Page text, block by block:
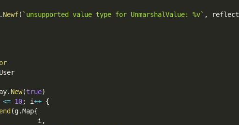
. Newf( `unsupported value type for UnmarshalValue: %v` , reflect
User
. New(true)
<= 10; i++ {
(g.Map{
i
,